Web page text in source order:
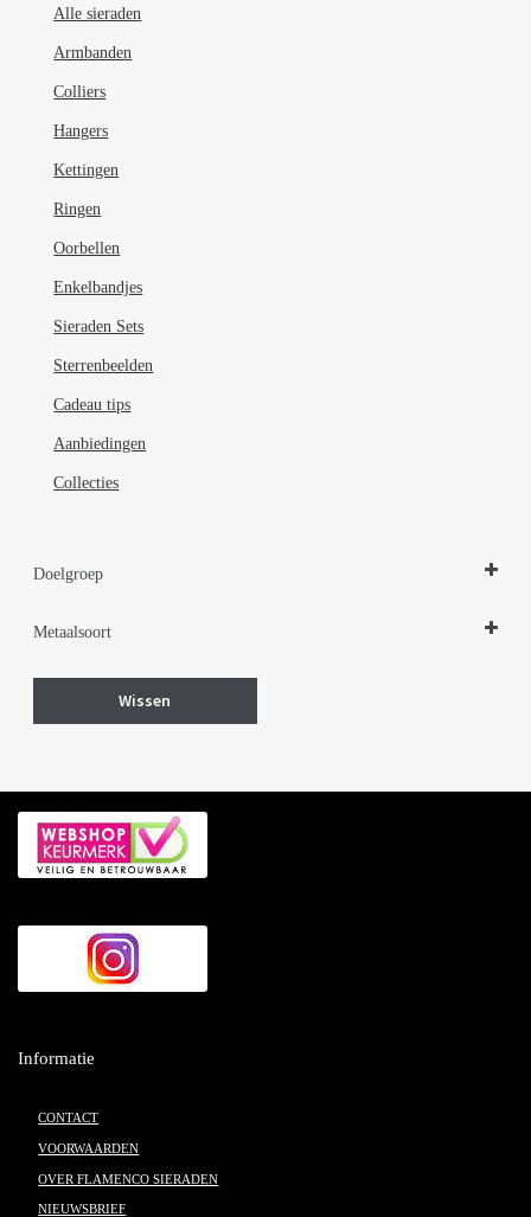
Alle sieraden
Armbanden
Colliers
Hangers
Kettingen
Ringen
Oorbellen
Enkelbandjes
Sieraden Sets
Sterrenbeelden
Cadeau tips
Aanbiedingen
Collecties
Doelgroep
Metaalsoort
Wissen
Informatie
CONTACT
VOORWAARDEN
OVER FLAMENCO SIERADEN
NIEUWSBRIEF